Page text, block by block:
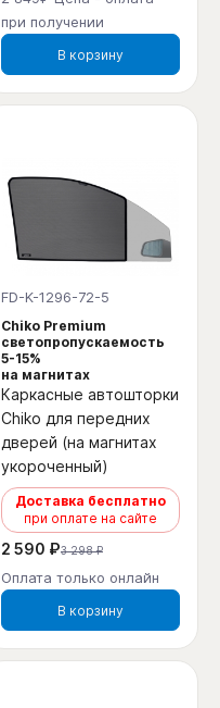
при получении
В корзину
FD-K-1296-72-5
Chiko Premium
светопропускаемость
5-15%
на магнитах
Каркасные автошторки
Chiko для передних
дверей (на магнитах
укороченный)
Доставка бесплатно
при оплате на сайте
2 590 ₽3 298 ₽
Оплата только онлайн
В корзину